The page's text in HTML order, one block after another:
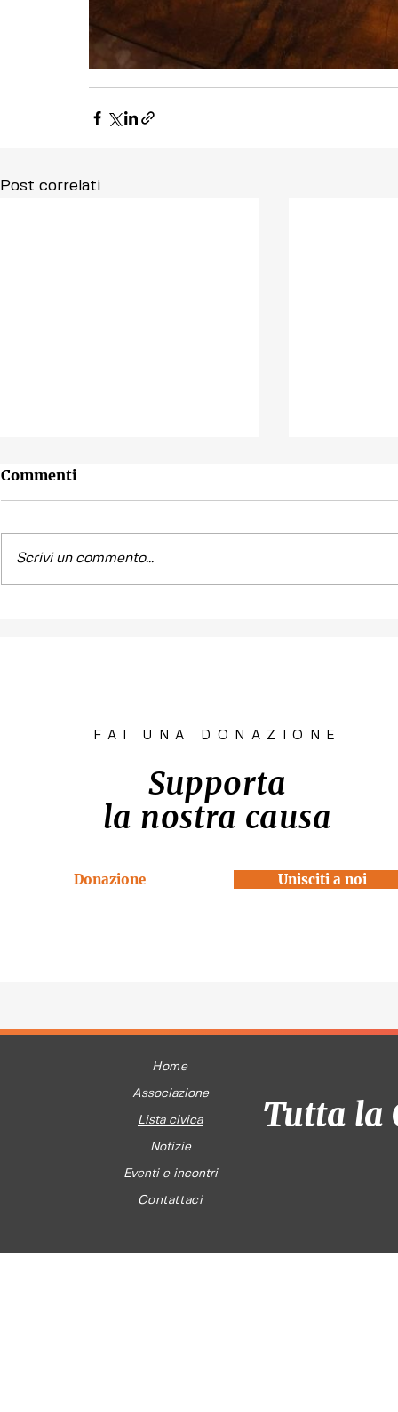
Post correlati
Commenti
Scrivi un commento...
FAI UNA DONAZIONE
Supporta
la nostra causa
Donazione Unisciti a noi
Home
Associazione
Lista civica
Notizie
Eventi e incontri
Contattaci
Tutta la